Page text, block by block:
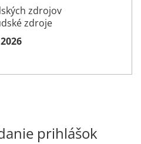
zdrojov
zdroje
prihlášok